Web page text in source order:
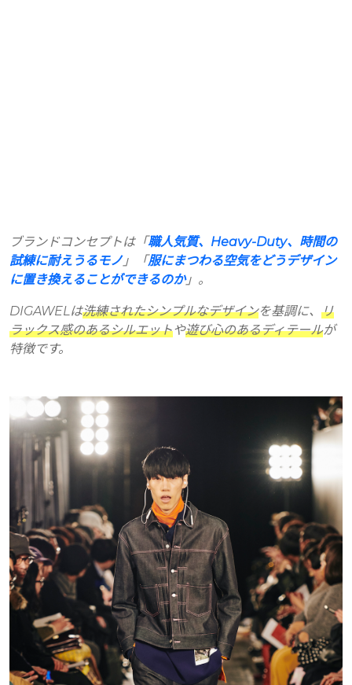
ブランドコンセプトは「職人気質、Heavy-Duty、時間の
試練に耐えうるモノ」「服にまつわる空気をどうデザイン
に置き換えることができるのか」。
DIGAWELは洗練されたシンプルなデザインを基調に、 リ
ラックス感のあるシルエットや遊び心のあるディテールが
特徴です。